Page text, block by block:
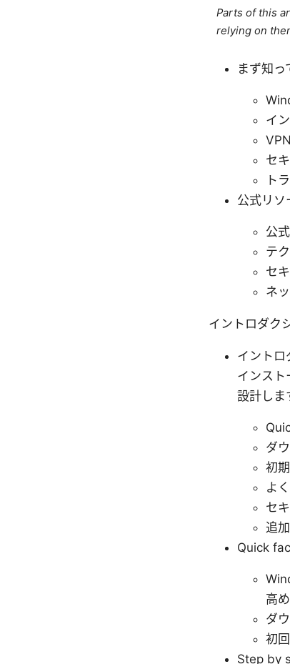
Parts of this
relying on
まず知っ
イ
セ
ト
公式リソ
公
テ
セ
ネ
イントロダク
イント
インスト
設計しま
ダ
初
よ
セ
追
Quick
高
ダ
初
Step by